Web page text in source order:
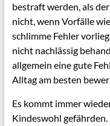
bestraft werden, als
nicht, wenn Vorfälle
schlimme Fehler
nicht nachlässig
allgemein eine gute
Alltag am besten
Es kommt immer
Kindeswohl